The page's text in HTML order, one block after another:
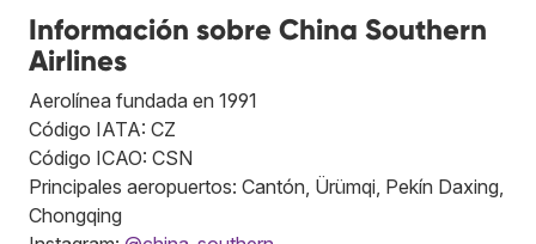
Información sobre China Southern
Airlines
Aerolínea fundada en 1991
Código IATA: CZ
Código ICAO: CSN
Principales aeropuertos: Cantón, Ürümqi, Pekín Daxing,
Chongqing